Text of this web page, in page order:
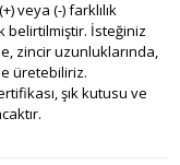
veya (-) farklılık
belirtilmiştir. İsteğiniz
zincir uzunluklarında,
üretebiliriz.
şık kutusu ve